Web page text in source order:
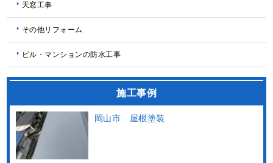
天窓工事
その他リフォーム
ビル・マンションの防水工事
施工事例
岡山市 屋根塗装